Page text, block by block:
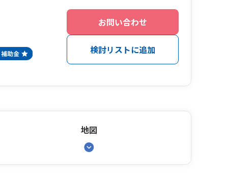
お問い合わせ
検討リストに追加
地図